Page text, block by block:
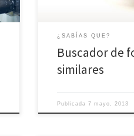
¿SABÍAS QUE?
Buscador de
similares
Publicada7 mayo, 2013